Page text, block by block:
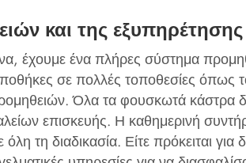
και της
έχουμε ένα πλήρες σύστημα
σε πολλές τοποθεσίες
Όλα τα φουσκωτά κάστρα
επισκευής. Η καθημερινή
τη διαδικασία. Είτε πρόκειται